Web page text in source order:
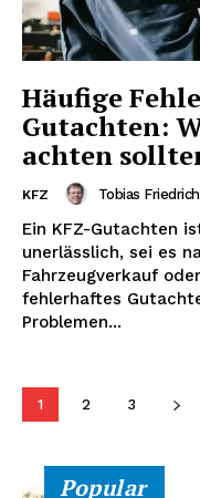
Häufige
Gutachten:
achten
KFZ Tobias Friedrich
Ein KFZ-Gutachten
unerlässlich, sei es
Fahrzeugverkauf
fehlerhaftes
Problemen...
1 2 3
Popular